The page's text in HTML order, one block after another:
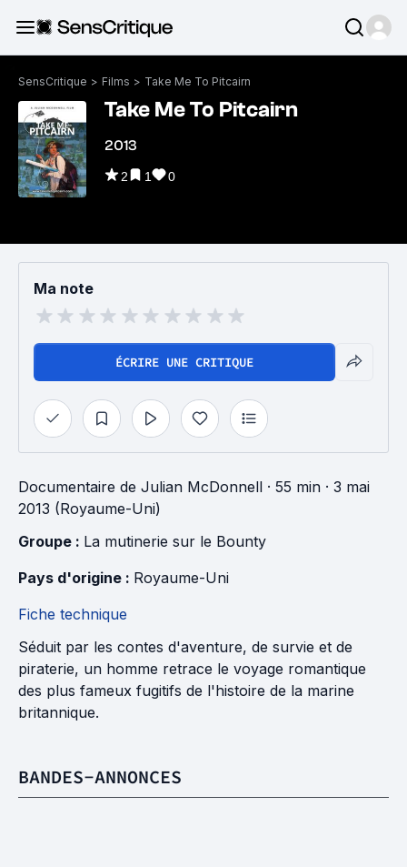
SensCritique > Films > Take Me To Pitcairn
Take Me To Pitcairn
2013
2 1 0
Ma note
ÉCRIRE UNE CRITIQUE
Documentaire de Julian McDonnell · 55 min · 3 mai
2013 (Royaume-Uni)
Groupe : La mutinerie sur le Bounty
Pays d'origine : Royaume-Uni
Fiche technique
Séduit par les contes d'aventure, de survie et de
piraterie, un homme retrace le voyage romantique
des plus fameux fugitifs de l'histoire de la marine
britannique.
BANDES-ANNONCES